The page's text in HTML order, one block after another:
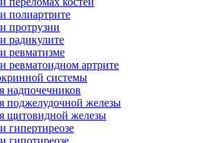
полиартрите
протрузии
радикулите
ревматизме
ревматоидном артрите
системы
надпочечников
поджелудочной железы
щитовидной железы
гипертиреозе
гипотиреозе